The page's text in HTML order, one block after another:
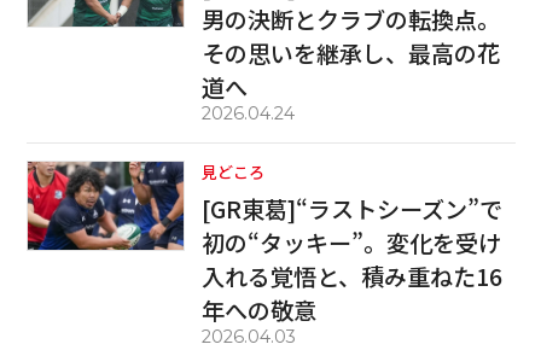
男の決断とクラブの転換点。
その思いを継承し、最高の花
道へ
2026.04.24
見どころ
[GR東葛]“ラストシーズン”で
初の“タッキー”。変化を受け
入れる覚悟と、積み重ねた16
年への敬意
2026.04.03